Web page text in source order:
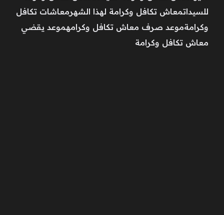
للسيداتمعاش تكافل وكرامة لهذا الشهرمعاشات تكافل
وكرامةموعد صرف معاش تكافل وكرامهموعد يقضي
معاش تكافل وكرامة